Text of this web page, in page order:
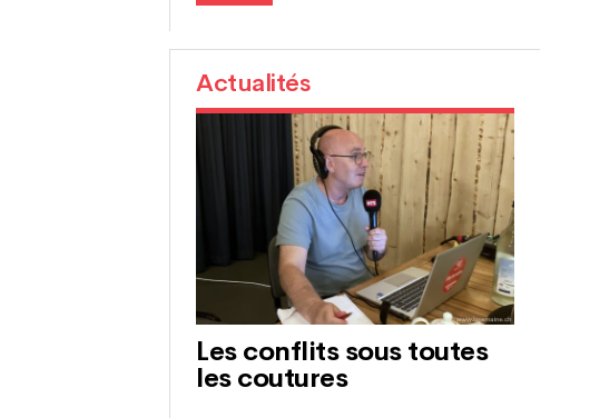
Actualités
Les conflits sous toutes
les coutures